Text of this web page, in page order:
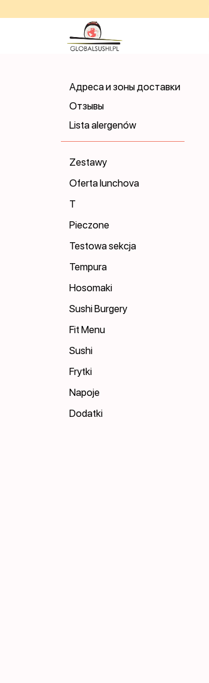
Адреса и зоны доставки
Отзывы
Lista alergenów
Zestawy
Oferta lunchova
T
Pieczone
Testowa sekcja
Tempura
Hosomaki
Sushi Burgery
Fit Menu
Sushi
Frytki
Napoje
Dodatki